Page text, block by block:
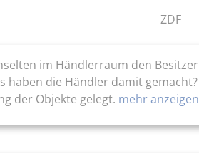
ZDF
im Händlerraum den
haben die Händler damit
der Objekte gelegt. mehr anzeigen